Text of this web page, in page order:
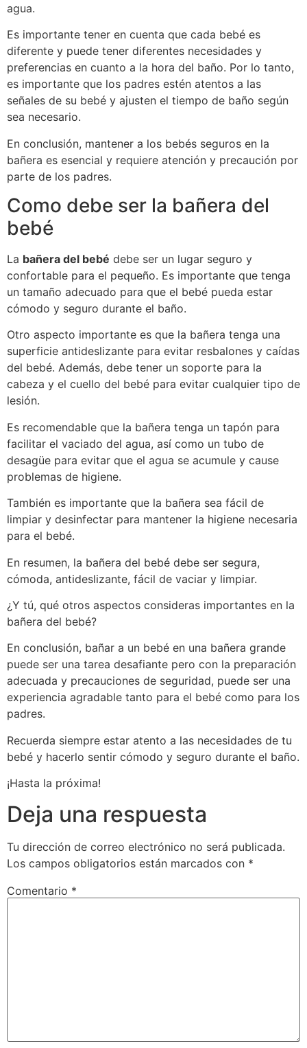
agua.
Es importante tener en cuenta que cada bebé es
diferente y puede tener diferentes necesidades y
preferencias en cuanto a la hora del baño. Por lo tanto,
es importante que los padres estén atentos a las
señales de su bebé y ajusten el tiempo de baño según
sea necesario.
En conclusión, mantener a los bebés seguros en la
bañera es esencial y requiere atención y precaución por
parte de los padres.
Como debe ser la bañera del
bebé
La bañera del bebé debe ser un lugar seguro y
confortable para el pequeño. Es importante que tenga
un tamaño adecuado para que el bebé pueda estar
cómodo y seguro durante el baño.
Otro aspecto importante es que la bañera tenga una
superficie antideslizante para evitar resbalones y caídas
del bebé. Además, debe tener un soporte para la
cabeza y el cuello del bebé para evitar cualquier tipo de
lesión.
Es recomendable que la bañera tenga un tapón para
facilitar el vaciado del agua, así como un tubo de
desagüe para evitar que el agua se acumule y cause
problemas de higiene.
También es importante que la bañera sea fácil de
limpiar y desinfectar para mantener la higiene necesaria
para el bebé.
En resumen, la bañera del bebé debe ser segura,
cómoda, antideslizante, fácil de vaciar y limpiar.
¿Y tú, qué otros aspectos consideras importantes en la
bañera del bebé?
En conclusión, bañar a un bebé en una bañera grande
puede ser una tarea desafiante pero con la preparación
adecuada y precauciones de seguridad, puede ser una
experiencia agradable tanto para el bebé como para los
padres.
Recuerda siempre estar atento a las necesidades de tu
bebé y hacerlo sentir cómodo y seguro durante el baño.
¡Hasta la próxima!
Deja una respuesta
Tu dirección de correo electrónico no será publicada.
Los campos obligatorios están marcados con *
Comentario *